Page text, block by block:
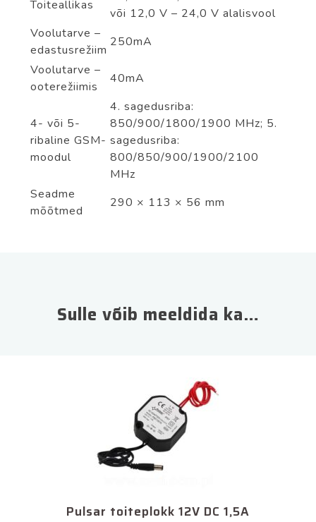
Toiteallikas
või 12,0 V – 24,0 V alalisvool
Voolutarve –
edastusrežiim
250mA
Voolutarve –
ooterežiimis
40mA
4- või 5-
ribaline GSM-
moodul
4. sagedusriba:
850/900/1800/1900 MHz; 5.
sagedusriba:
800/850/900/1900/2100
MHz
Seadme
mõõtmed
290 × 113 × 56 mm
Sulle võib meeldida ka…
Pulsar toiteplokk 12V DC 1,5A